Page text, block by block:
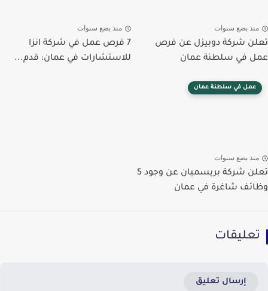
منذ بضع سنوات
تعلن شركة دوبيزل عن فرص
عمل في سلطنة عمان
منذ بضع سنوات
7 فرص عمل في شركة انزا
للاستشارات في عمان: قدم...
عمل في سلطنة عمان
منذ بضع سنوات
تعلن شركة بريسميان عن وجود 5
وظائف شاغرة في عمان
تعليقات
إرسال تعليق